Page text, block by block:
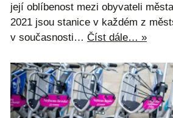
její oblíbenost mezi obyvateli
2021 jsou stanice v každém z
v současnosti… Číst dále… »